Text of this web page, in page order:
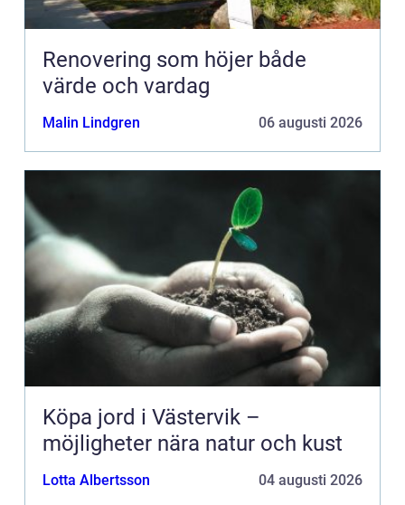
Renovering som höjer både
värde och vardag
Malin Lindgren 06 augusti 2026
Köpa jord i Västervik –
möjligheter nära natur och kust
Lotta Albertsson 04 augusti 2026